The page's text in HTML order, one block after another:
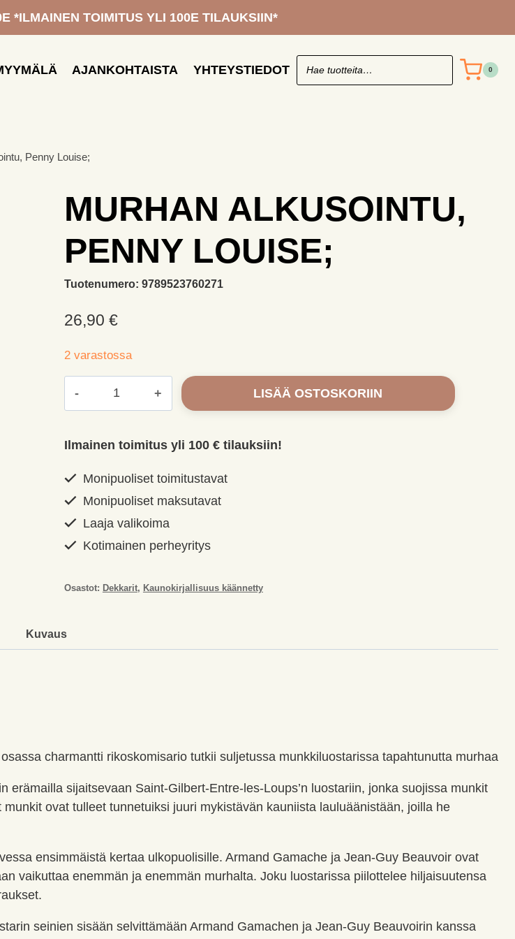
*ILMAINEN TOIMITUS YLI 100E TILAUKSIIN*
AJANKOHTAISTA YHTEYSTIEDOT 0
Penny Louise;
MURHAN ALKUSOINTU,
PENNY LOUISE;
Tuotenumero: 9789523760271
26,90 €
2 varastossa
Louise;
LISÄÄ OSTOSKORIIN
Ilmainen toimitus yli 100 € tilauksiin!
Monipuoliset toimitustavat
Monipuoliset maksutavat
Laaja valikoima
Kotimainen perheyritys
Osastot: Dekkarit, Kaunokirjallisuus käännetty
Kuvaus
charmantti rikoskomisario tutkii suljetussa munkkiluostarissa tapahtunutta murhaa
sijaitsevaan Saint-Gilbert-Entre-les-Loups’n luostariin, jonka suojissa munkit
ovat tulleet tunnetuiksi juuri mykistävän kauniista lauluäänistään, joilla he
ensimmäistä kertaa ulkopuolisille. Armand Gamache ja Jean-Guy Beauvoir ovat
vaikuttaa enemmän ja enemmän murhalta. Joku luostarissa piilottelee hiljaisuutensa
seinien sisään selvittämään Armand Gamachen ja Jean-Guy Beauvoirin kanssa
määrä